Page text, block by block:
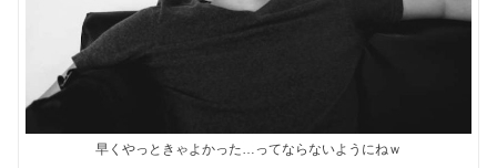
早くやっときゃよかった…ってならないようにねｗ